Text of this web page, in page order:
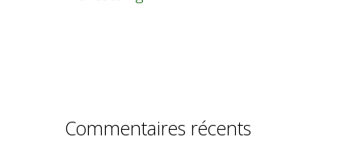
Commentaires récents